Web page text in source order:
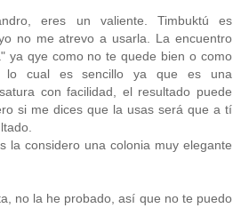
eres un valiente. Timbuktú es
no me atrevo a usarla. La encuentro
ya qye como no te quede bien o como
lo cual es sencillo ya que es una
con facilidad, el resultado puede
si me dices que la usas será que a tí
la considero una colonia muy elegante
no la he probado, así que no te puedo